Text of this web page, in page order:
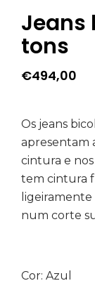
Jeans
tons
€494,00
Os jeans
apresentam
cintura e
tem cintura
num corte
Cor: Azul